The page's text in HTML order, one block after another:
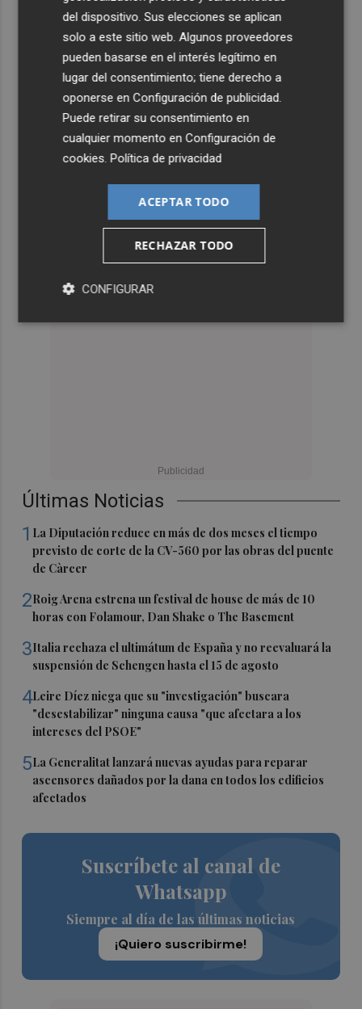
Últimas Noticias
1 La Diputación reduce en más de dos meses el tiempo
previsto de corte de la CV-560 por las obras del puente
de Càrcer
2Roig Arena estrena un festival de house de más de 10
horas con Folamour, Dan Shake o The Basement
3Italia rechaza el ultimátum de España y no reevaluará la
suspensión de Schengen hasta el 15 de agosto
4Leire Díez niega que su "investigación" buscara
"desestabilizar" ninguna causa "que afectara a los
intereses del PSOE"
5La Generalitat lanzará nuevas ayudas para reparar
ascensores dañados por la dana en todos los edificios
afectados
Suscríbete al canal de
Whatsapp
Siempre al día de las últimas noticias
¡Quiero suscribirme!
del dispositivo. Sus elecciones se aplican
solo a este sitio web. Algunos proveedores
pueden basarse en el interés legítimo en
lugar del consentimiento; tiene derecho a
oponerse enConfiguración de publicidad.
Puede retirar su consentimiento en
cualquier momento enConfiguración de
cookies.Política de privacidad
ACEPTAR TODO
RECHAZAR TODO
CONFIGURAR